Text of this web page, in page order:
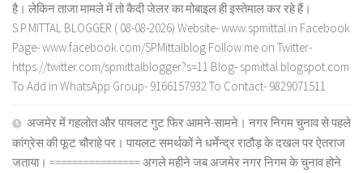
है। लेकिन ताजा मामले में तो कैदी जेलर का मोबाइल ही इस्तेमाल कर रहे हैं।
S.P.MITTAL BLOGGER ( 08-08-2026) Website- www.spmittal.in Facebook
Page- www.facebook.com/SPMittalblog Follow me on Twitter-
https://twitter.com/spmittalblogger?s=11 Blog- spmittal.blogspot.com
To Add in WhatsApp Group- 9166157932 To Contact- 9829071511
अजमेर में गहलोत और पायलट गुट फिर आमने-सामने। नगर निगम चुनाव से पहले
कांग्रेस की फूट चौराहे पर। पायलट समर्थकों ने धर्मेन्द्र राठौड़ के दखल पर ऐतराज
जताया। ================ अगले महीने जब अजमेर नगर निगम के चुनाव होने